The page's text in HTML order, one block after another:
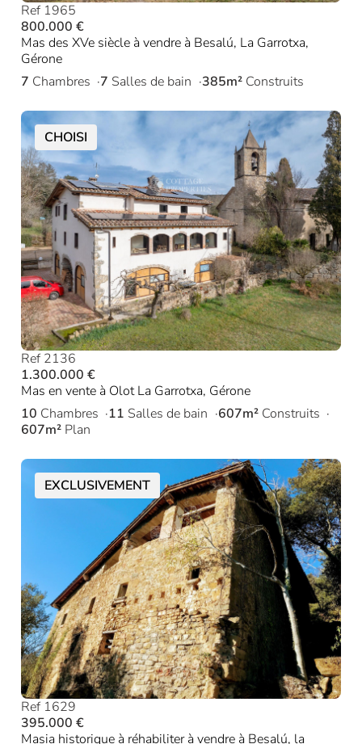
Ref 1965
800.000 €
Mas des XVe siècle à vendre à Besalú, La Garrotxa,
Gérone
7 Chambres 7 Salles de bain 385m² Construits
CHOISI
Ref 2136
1.300.000 €
Mas en vente à Olot La Garrotxa, Gérone
10 Chambres 11 Salles de bain 607m² Construits
607m² Plan
EXCLUSIVEMENT
Ref 1629
395.000 €
Masia historique à réhabiliter à vendre à Besalú, la